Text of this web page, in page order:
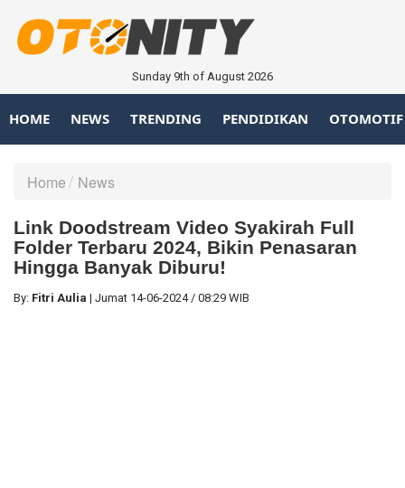
Sunday 9th of August 2026
HOME NEWS TRENDING PENDIDIKAN OTOMOTIF
Home News
Link Doodstream Video Syakirah Full
Folder Terbaru 2024, Bikin Penasaran
Hingga Banyak Diburu!
By: Fitri Aulia | Jumat 14-06-2024 / 08:29 WIB